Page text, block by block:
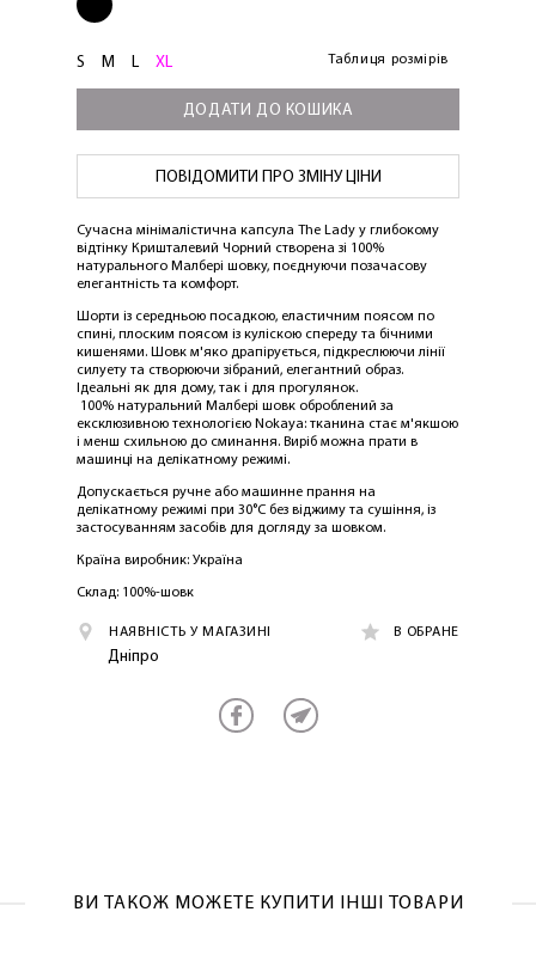
S M L XL Таблиця розмірів
ДОДАТИ ДО КОШИКА
ПОВІДОМИТИ ПРО ЗМІНУ ЦІНИ
Сучасна мінімалістична капсула The Lady у глибокому
відтінку Кришталевий Чорний створена зі 100%
натурального Малбері шовку, поєднуючи позачасову
елегантність та комфорт.
Шорти із середньою посадкою, еластичним поясом по
спині, плоским поясом із куліскою спереду та бічними
кишенями. Шовк м'яко драпірується, підкреслюючи лінії
силуету та створюючи зібраний, елегантний образ.
Ідеальні як для дому, так і для прогулянок.
100% натуральний Малбері шовк оброблений за
ексклюзивною технологією Nokaya: тканина стає м'якшою
і менш схильною до сминання. Виріб можна прати в
машинці на делікатному режимі.
Допускається ручне або машинне прання на
делікатному режимі при 30°C без віджиму та сушіння, із
застосуванням засобів для догляду за шовком.
Країна виробник: Україна
Склад: 100%-шовк
НАЯВНІСТЬ У МАГАЗИНІ В ОБРАНЕ
Дніпро
ВИ ТАКОЖ МОЖЕТЕ КУПИТИ ІНШІ ТОВАРИ
ЛАСКАВО ПРОСИМО ДО
NOSOVSKI.COM! ПРИЙМІТЬ ВІД НАС
ПРИВІТНИЙ БОНУС - ЗНИЖКУ НА
ПЕРШЕ ПОКУПКУ